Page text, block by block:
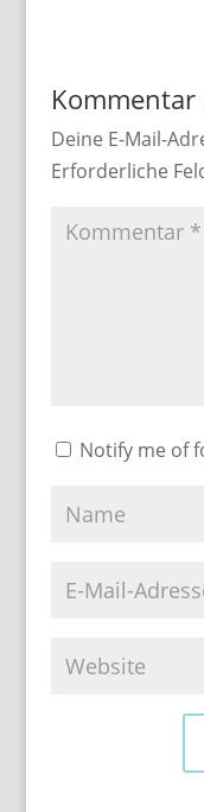
Kommentar
Deine E-Mail-
Erforderliche
Notify me of